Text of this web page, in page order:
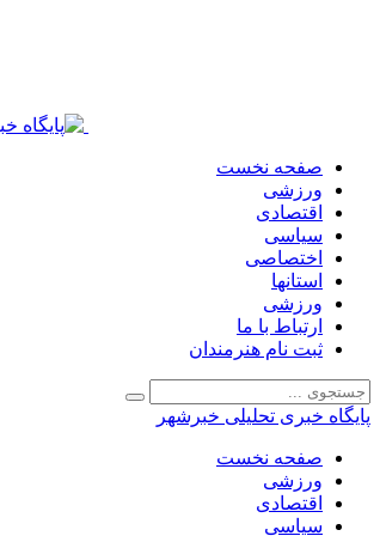
صفحه نخست
ورزشی
اقتصادی
سیاسی
اختصاصی
استانها
ورزشی
ارتباط با ما
ثبت نام هنرمندان
پایگاه خبری تحلیلی خبرشهر
صفحه نخست
ورزشی
اقتصادی
سیاسی